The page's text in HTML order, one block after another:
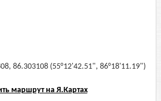
86.303108 (55°12'42.51", 86°18'11.19")
маршрут на Я.Картах